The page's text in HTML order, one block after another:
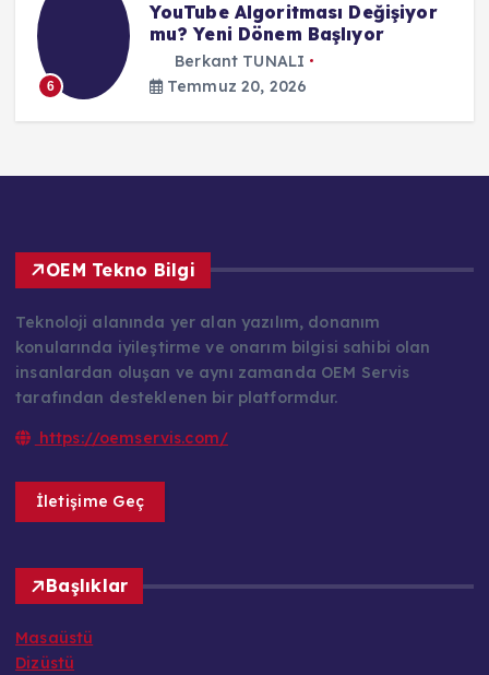
6
YouTube Algoritması Değişiyor
mu? Yeni Dönem Başlıyor
Berkant TUNALI
Temmuz 20, 2026
OEM Tekno Bilgi
Teknoloji alanında yer alan yazılım, donanım
konularında iyileştirme ve onarım bilgisi sahibi olan
insanlardan oluşan ve aynı zamanda OEM Servis
tarafından desteklenen bir platformdur.
https://oemservis.com/
İletişime Geç
Başlıklar
Masaüstü
Dizüstü